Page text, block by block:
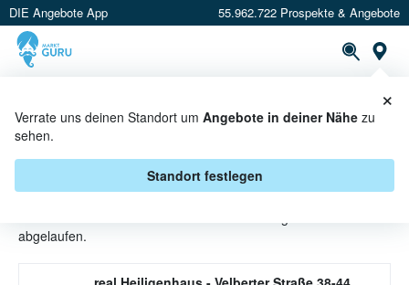
DIE Angebote App 55.962.722 Prospekte & Angebote
Verrate uns deinen Standort um Angebote in deiner Nähe zu
sehen.
Standort festlegen
×
FARBEN ANGEBOTE & AKTIONEN
abgelaufen.